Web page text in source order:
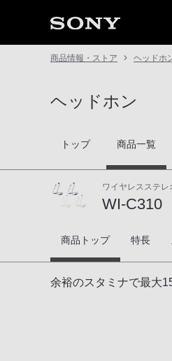
商品情報・ストア ヘッドホ
ヘッドホン
トップ 商品一覧
ワイヤレスステレ
WI-C310
WI-C310
商品トップ 特長
余裕のスタミナで最大